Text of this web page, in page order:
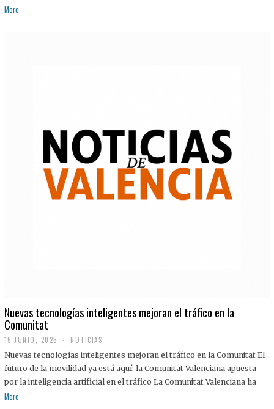
More
Nuevas tecnologías inteligentes mejoran el tráfico en la
Comunitat
15 JUNIO, 2025 NOTICIAS
Nuevas tecnologías inteligentes mejoran el tráfico en la Comunitat El
futuro de la movilidad ya está aquí: la Comunitat Valenciana apuesta
por la inteligencia artificial en el tráfico La Comunitat Valenciana ha
More